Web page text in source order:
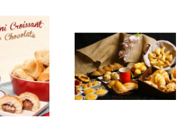
Kit Lanchinho para Festa
Kit Promocional Aniversário Salgados
Kit Promocional de Salgados para
Kit Promocional Festa Salgados